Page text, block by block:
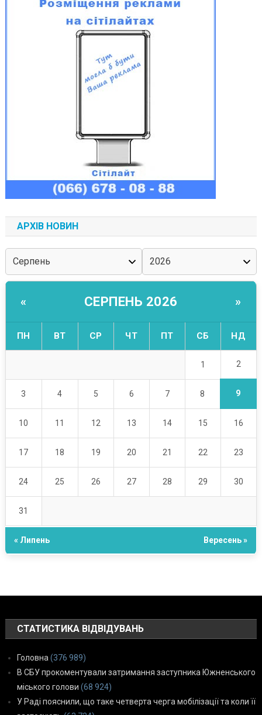
АРХІВ НОВИН
« СЕРПЕНЬ 2026 »
ПН ВТ СР ЧТ ПТ СБ НД
1 2
3 4 5 6 7 8 9
10 11 12 13 14 15 16
17 18 19 20 21 22 23
24 25 26 27 28 29 30
31
« Липень Вересень »
СТАТИСТИКА ВІДВІДУВАНЬ
Головна (376 989)
В СБУ прокоментували затримання заступника Южненського
міського голови (68 924)
У Раді пояснили, що таке четверта черга мобілізації та коли її